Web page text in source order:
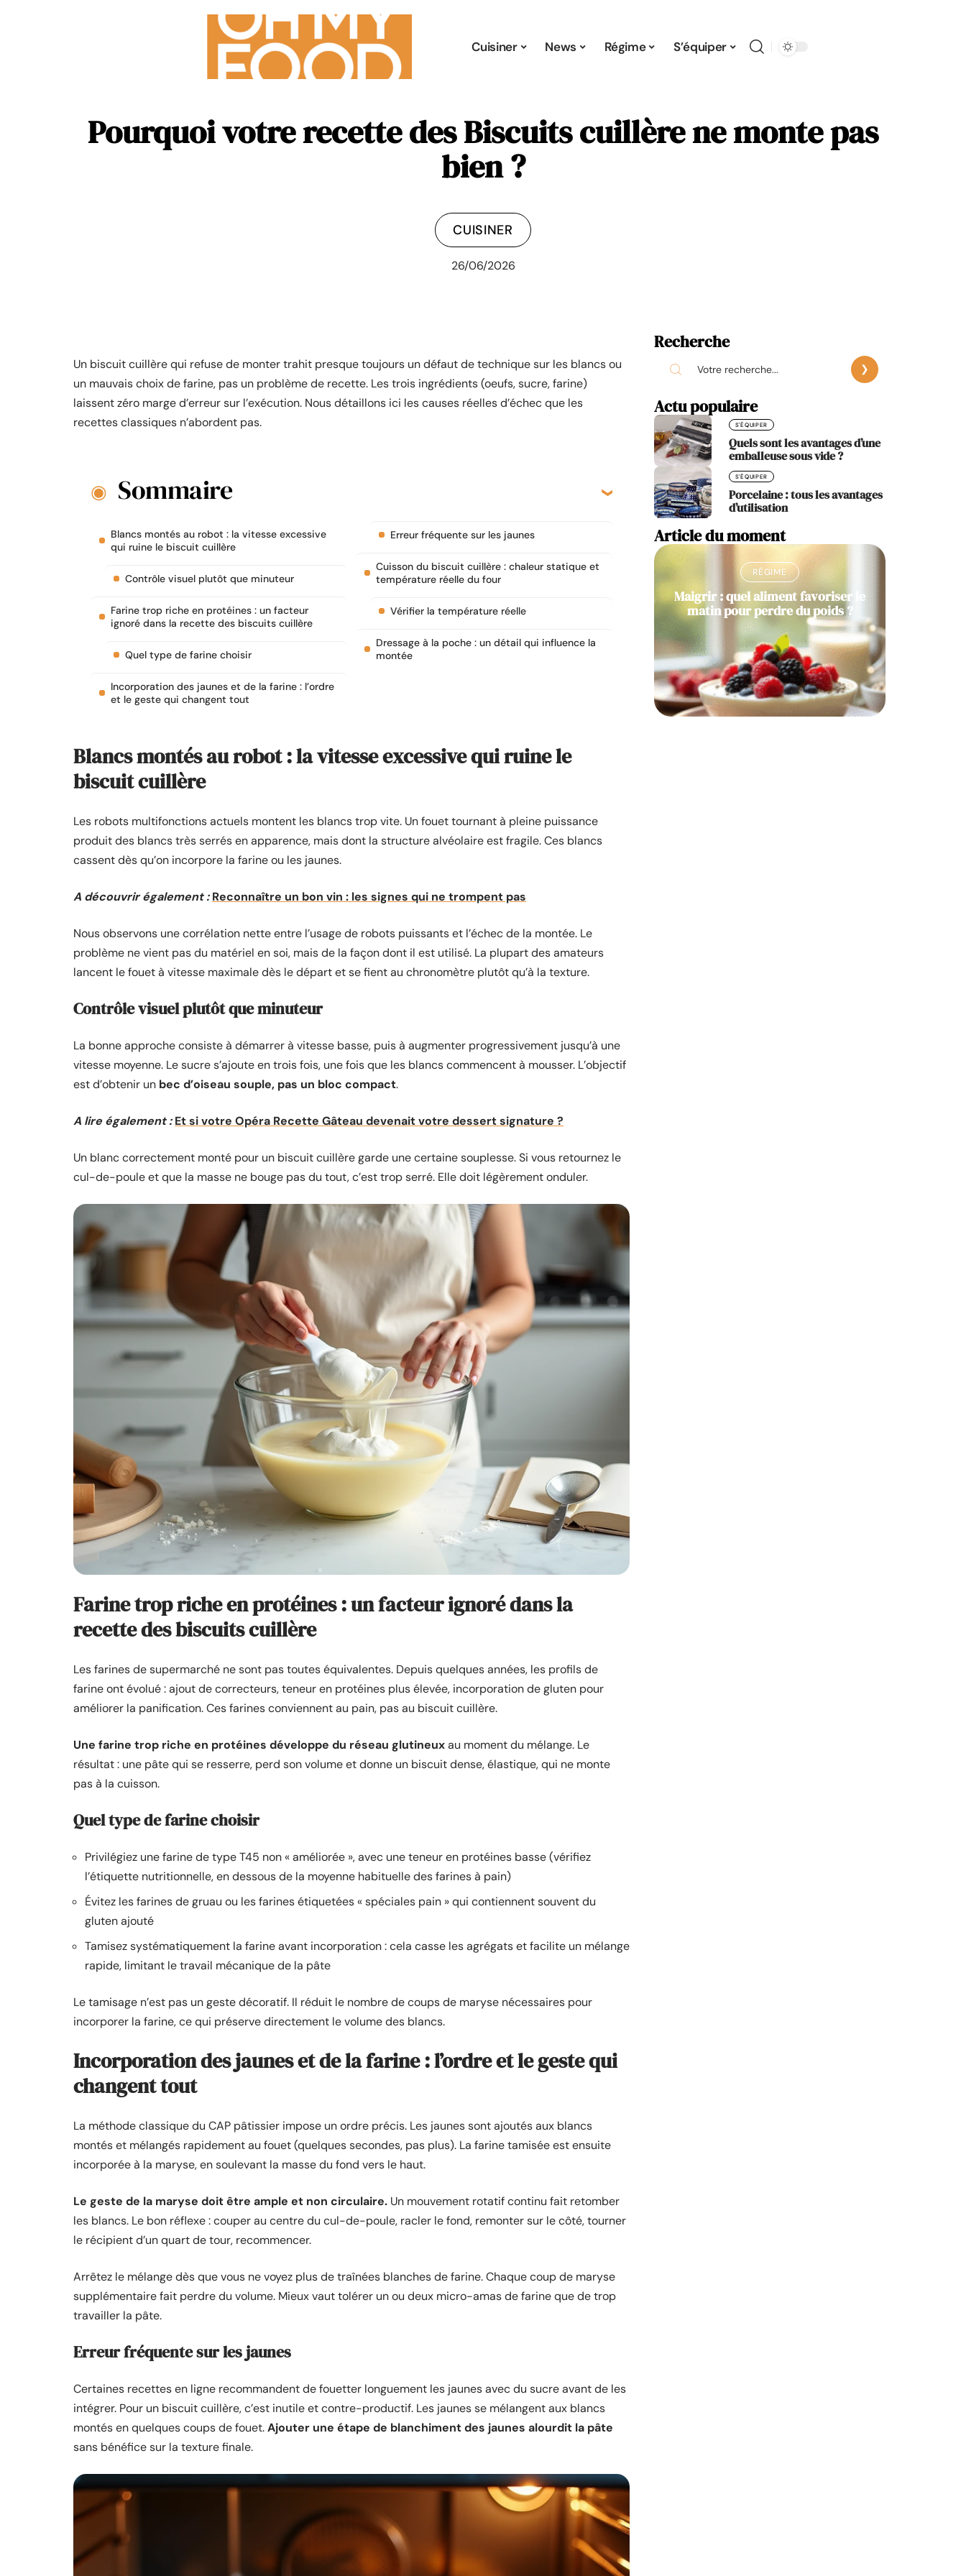
Cuisiner News Régime S’équiper
Pourquoi votre recette des Biscuits cuillère ne monte pas
bien ?
CUISINER
26/06/2026
Un biscuit cuillère qui refuse de monter trahit presque toujours un défaut de technique sur les blancs ou
un mauvais choix de farine, pas un problème de recette. Les trois ingrédients (oeufs, sucre, farine)
laissent zéro marge d’erreur sur l’exécution. Nous détaillons ici les causes réelles d’échec que les
recettes classiques n’abordent pas.
Sommaire
Blancs montés au robot : la vitesse excessive
qui ruine le biscuit cuillère
Contrôle visuel plutôt que minuteur
Farine trop riche en protéines : un facteur
ignoré dans la recette des biscuits cuillère
Quel type de farine choisir
Incorporation des jaunes et de la farine : l’ordre
et le geste qui changent tout
Erreur fréquente sur les jaunes
Cuisson du biscuit cuillère : chaleur statique et
température réelle du four
Vérifier la température réelle
Dressage à la poche : un détail qui influence la
montée
Blancs montés au robot : la vitesse excessive qui ruine le
biscuit cuillère
Les robots multifonctions actuels montent les blancs trop vite. Un fouet tournant à pleine puissance
produit des blancs très serrés en apparence, mais dont la structure alvéolaire est fragile. Ces blancs
cassent dès qu’on incorpore la farine ou les jaunes.
A découvrir également : Reconnaître un bon vin : les signes qui ne trompent pas
Nous observons une corrélation nette entre l’usage de robots puissants et l’échec de la montée. Le
problème ne vient pas du matériel en soi, mais de la façon dont il est utilisé. La plupart des amateurs
lancent le fouet à vitesse maximale dès le départ et se fient au chronomètre plutôt qu’à la texture.
Contrôle visuel plutôt que minuteur
La bonne approche consiste à démarrer à vitesse basse, puis à augmenter progressivement jusqu’à une
vitesse moyenne. Le sucre s’ajoute en trois fois, une fois que les blancs commencent à mousser. L’objectif
est d’obtenir un bec d’oiseau souple, pas un bloc compact.
A lire également : Et si votre Opéra Recette Gâteau devenait votre dessert signature ?
Un blanc correctement monté pour un biscuit cuillère garde une certaine souplesse. Si vous retournez le
cul-de-poule et que la masse ne bouge pas du tout, c’est trop serré. Elle doit légèrement onduler.
Farine trop riche en protéines : un facteur ignoré dans la
recette des biscuits cuillère
Les farines de supermarché ne sont pas toutes équivalentes. Depuis quelques années, les profils de
farine ont évolué : ajout de correcteurs, teneur en protéines plus élevée, incorporation de gluten pour
améliorer la panification. Ces farines conviennent au pain, pas au biscuit cuillère.
Une farine trop riche en protéines développe du réseau glutineuxau moment du mélange. Le
résultat : une pâte qui se resserre, perd son volume et donne un biscuit dense, élastique, qui ne monte
pas à la cuisson.
Quel type de farine choisir
Privilégiez une farine de type T45 non « améliorée », avec une teneur en protéines basse (vérifiez
l’étiquette nutritionnelle, en dessous de la moyenne habituelle des farines à pain)
Évitez les farines de gruau ou les farines étiquetées « spéciales pain » qui contiennent souvent du
gluten ajouté
Tamisez systématiquement la farine avant incorporation : cela casse les agrégats et facilite un mélange
rapide, limitant le travail mécanique de la pâte
Le tamisage n’est pas un geste décoratif. Il réduit le nombre de coups de maryse nécessaires pour
incorporer la farine, ce qui préserve directement le volume des blancs.
Incorporation des jaunes et de la farine : l’ordre et le geste qui
changent tout
La méthode classique du CAP pâtissier impose un ordre précis. Les jaunes sont ajoutés aux blancs
montés et mélangés rapidement au fouet (quelques secondes, pas plus). La farine tamisée est ensuite
incorporée à la maryse, en soulevant la masse du fond vers le haut.
Le geste de la maryse doit être ample et non circulaire. Un mouvement rotatif continu fait retomber
les blancs. Le bon réflexe : couper au centre du cul-de-poule, racler le fond, remonter sur le côté, tourner
le récipient d’un quart de tour, recommencer.
Arrêtez le mélange dès que vous ne voyez plus de traînées blanches de farine. Chaque coup de maryse
supplémentaire fait perdre du volume. Mieux vaut tolérer un ou deux micro-amas de farine que de trop
travailler la pâte.
Erreur fréquente sur les jaunes
Certaines recettes en ligne recommandent de fouetter longuement les jaunes avec du sucre avant de les
intégrer. Pour un biscuit cuillère, c’est inutile et contre-productif. Les jaunes se mélangent aux blancs
montés en quelques coups de fouet.Ajouter une étape de blanchiment des jaunes alourdit la pâte
sans bénéfice sur la texture finale.
Recherche
Actu populaire
S'ÉQUIPER
Quels sont les avantages d’une
emballeuse sous vide ?
S'ÉQUIPER
Porcelaine : tous les avantages
d’utilisation
Article du moment
RÉGIME
Maigrir : quel aliment favoriser le
matin pour perdre du poids ?